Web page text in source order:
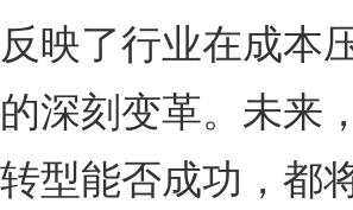
反映了行业在成本
的深刻变革。未来
转型能否成功，都